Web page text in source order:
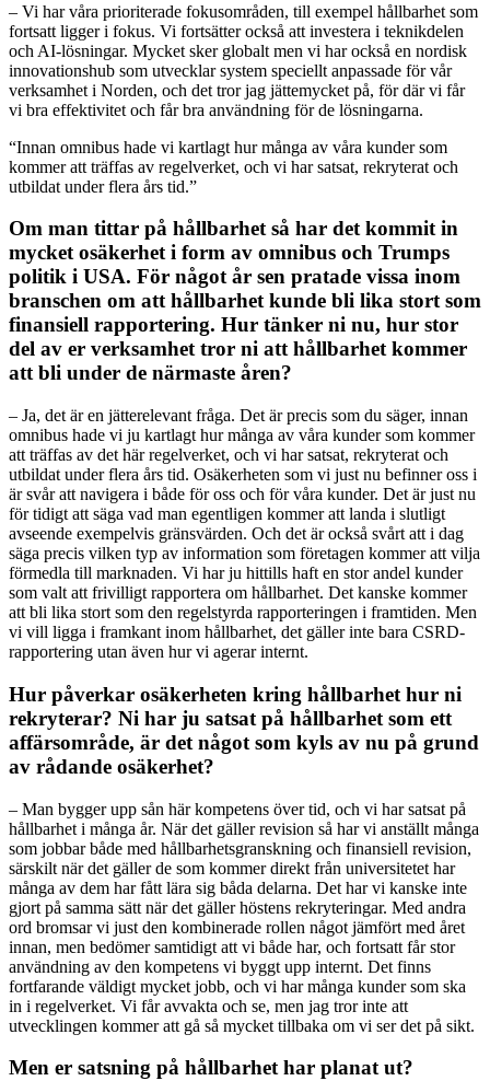
– Vi har våra prioriterade fokusområden, till exempel hållbarhet som
fortsatt ligger i fokus. Vi fortsätter också att investera i teknikdelen
och AI-lösningar. Mycket sker globalt men vi har också en nordisk
innovationshub som utvecklar system speciellt anpassade för vår
verksamhet i Norden, och det tror jag jättemycket på, för där vi får
vi bra effektivitet och får bra användning för de lösningarna.
“Innan omnibus hade vi kartlagt hur många av våra kunder som
kommer att träffas av regelverket, och vi har satsat, rekryterat och
utbildat under flera års tid.”
Om man tittar på hållbarhet så har det kommit in
mycket osäkerhet i form av omnibus och Trumps
politik i USA. För något år sen pratade vissa inom
branschen om att hållbarhet kunde bli lika stort som
finansiell rapportering. Hur tänker ni nu, hur stor
del av er verksamhet tror ni att hållbarhet kommer
att bli under de närmaste åren?
– Ja, det är en jätterelevant fråga. Det är precis som du säger, innan
omnibus hade vi ju kartlagt hur många av våra kunder som kommer
att träffas av det här regelverket, och vi har satsat, rekryterat och
utbildat under flera års tid. Osäkerheten som vi just nu befinner oss i
är svår att navigera i både för oss och för våra kunder. Det är just nu
för tidigt att säga vad man egentligen kommer att landa i slutligt
avseende exempelvis gränsvärden. Och det är också svårt att i dag
säga precis vilken typ av information som företagen kommer att vilja
förmedla till marknaden. Vi har ju hittills haft en stor andel kunder
som valt att frivilligt rapportera om hållbarhet. Det kanske kommer
att bli lika stort som den regelstyrda rapporteringen i framtiden. Men
vi vill ligga i framkant inom hållbarhet, det gäller inte bara CSRD-
rapportering utan även hur vi agerar internt.
Hur påverkar osäkerheten kring hållbarhet hur ni
rekryterar? Ni har ju satsat på hållbarhet som ett
affärsområde, är det något som kyls av nu på grund
av rådande osäkerhet?
– Man bygger upp sån här kompetens över tid, och vi har satsat på
hållbarhet i många år. När det gäller revision så har vi anställt många
som jobbar både med hållbarhetsgranskning och finansiell revision,
särskilt när det gäller de som kommer direkt från universitetet har
många av dem har fått lära sig båda delarna. Det har vi kanske inte
gjort på samma sätt när det gäller höstens rekryteringar. Med andra
ord bromsar vi just den kombinerade rollen något jämfört med året
innan, men bedömer samtidigt att vi både har, och fortsatt får stor
användning av den kompetens vi byggt upp internt. Det finns
fortfarande väldigt mycket jobb, och vi har många kunder som ska
in i regelverket. Vi får avvakta och se, men jag tror inte att
utvecklingen kommer att gå så mycket tillbaka om vi ser det på sikt.
Men er satsning på hållbarhet har planat ut?